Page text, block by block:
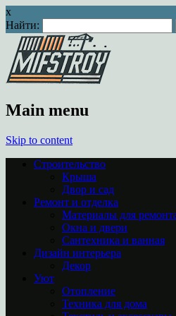
x
Найти:
Main menu
Skip to content
Строительство
Крыша
Двор и сад
Ремонт и отделка
Материалы для
Окна и двери
Сантехника и ванная
Дизайн интерьера
Декор
Уют
Отопление
Техника для дома